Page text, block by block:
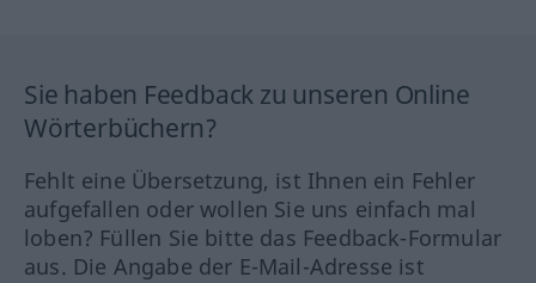
Sie haben Feedback zu unseren Online
Wörterbüchern?
Fehlt eine Übersetzung, ist Ihnen ein Fehler
aufgefallen oder wollen Sie uns einfach mal
loben? Füllen Sie bitte das Feedback-Formular
aus. Die Angabe der E-Mail-Adresse ist